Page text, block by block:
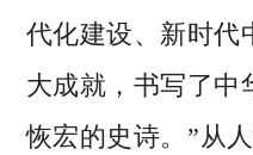
代化建设、新时代
大成就，书写了中
恢宏的史诗。”从